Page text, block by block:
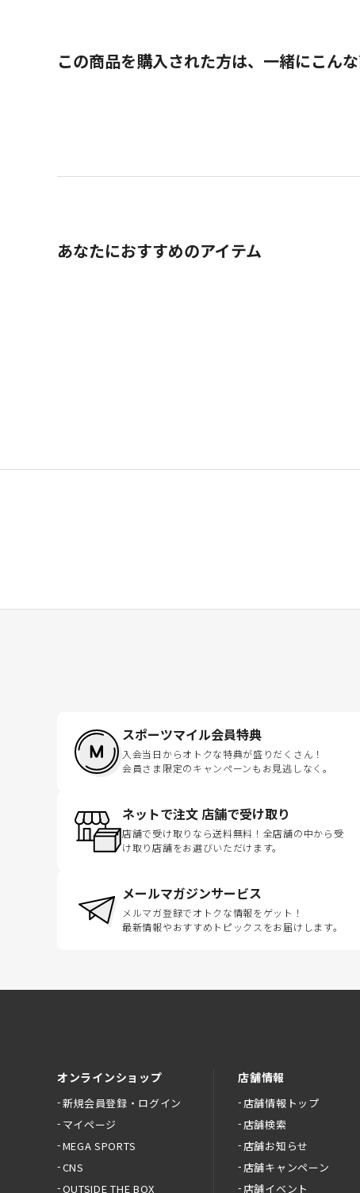
この商品を購入された方は、一緒にこんな
あなたにおすすめのアイテム
スポーツマイル会員特典
入会当日からオトクな特典が盛りだくさん！
会員さま限定のキャンペーンもお見逃しなく。
ネットで注文 店舗で受け取り
店舗で受け取りなら送料無料！全店舗の中から受
け取り店舗をお選びいただけます。
メールマガジンサービス
メルマガ登録でオトクな情報をゲット！
最新情報やおすすめトピックスをお届けします。
オンラインショップ
新規会員登録・ログイン
マイページ
MEGA SPORTS
CNS
OUTSIDE THE BOX
店舗情報
店舗情報トップ
店舗検索
店舗お知らせ
店舗キャンペーン
店舗イベント